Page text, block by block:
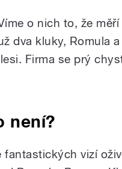
o nich to, že
dva kluky, Romula
Firma se prý
není?
fantastických vizí